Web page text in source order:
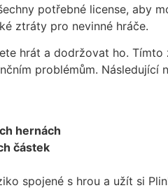
potřebné license, aby
ztráty pro nevinné hráče.
hrát a dodržovat ho.
problémům.
hernách
částek
spojené s hrou a užít si